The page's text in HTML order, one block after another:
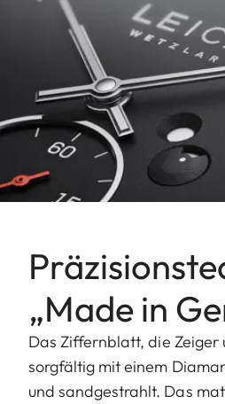
„Made in
Das Ziffernblatt, die Zeiger
sorgfältig mit einem
und sandgestrahlt. Das